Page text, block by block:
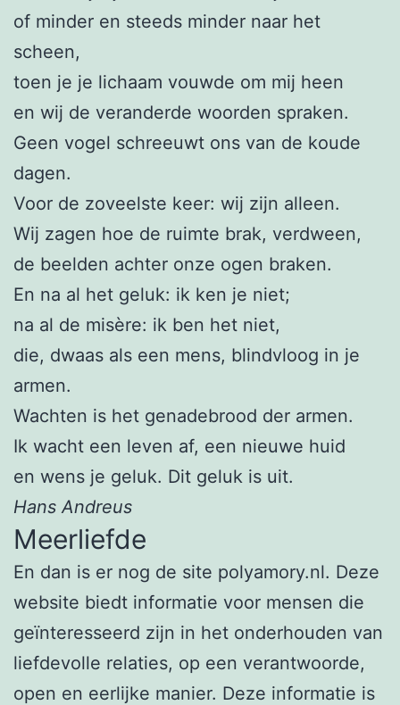
of minder en steeds minder naar het
scheen,
toen je je lichaam vouwde om mij heen
en wij de veranderde woorden spraken.
Geen vogel schreeuwt ons van de koude
dagen.
Voor de zoveelste keer: wij zijn alleen.
Wij zagen hoe de ruimte brak, verdween,
de beelden achter onze ogen braken.
En na al het geluk: ik ken je niet;
na al de misère: ik ben het niet,
die, dwaas als een mens, blindvloog in je
armen.
Wachten is het genadebrood der armen.
Ik wacht een leven af, een nieuwe huid
en wens je geluk. Dit geluk is uit.
Hans Andreus
Meerliefde
En dan is er nog de site polyamory.nl. Deze
website biedt informatie voor mensen die
geïnteresseerd zijn in het onderhouden van
liefdevolle relaties, op een verantwoorde,
open en eerlijke manier. Deze informatie is